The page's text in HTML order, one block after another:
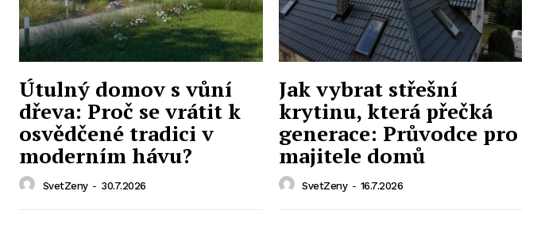
Útulný domov s vůní
dřeva: Proč se vrátit k
osvědčené tradici v
moderním hávu?
SvetZeny - 30.7.2026
Jak vybrat střešní
krytinu, která přečká
generace: Průvodce pro
majitele domů
SvetZeny - 16.7.2026